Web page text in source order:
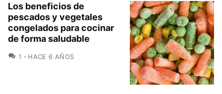
Los beneficios de
pescados y vegetales
congelados para cocinar
de forma saludable
1 COMENTARIOS
HACE 6 AÑOS